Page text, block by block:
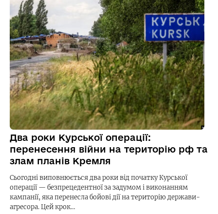
Два роки Курської операції:
перенесення війни на територію рф та
злам планів Кремля
Сьогодні виповнюється два роки від початку Курської
операції — безпрецедентної за задумом і виконанням
кампанії, яка перенесла бойові дії на територію держави-
агресора. Цей крок…